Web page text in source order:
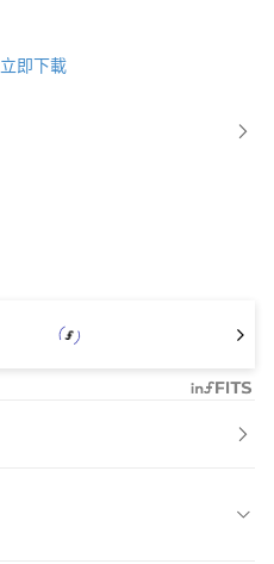
立即下載